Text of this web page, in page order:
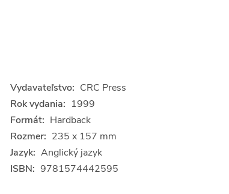
Vydavateľstvo: CRC Press
Rok vydania: 1999
Formát: Hardback
Rozmer: 235 x 157 mm
Jazyk: Anglický jazyk
ISBN: 9781574442595